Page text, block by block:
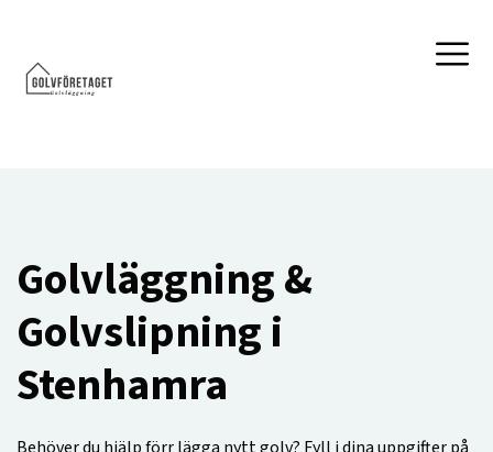
Golvläggning &
Golvslipning i
Stenhamra